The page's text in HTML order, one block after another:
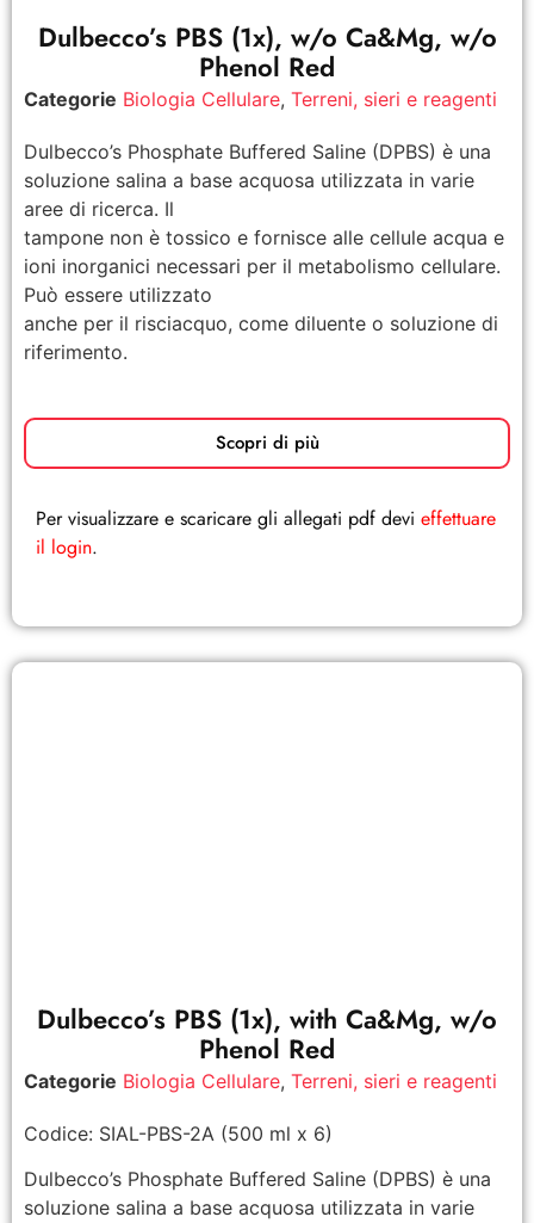
Dulbecco’s PBS (1x), w/o Ca&Mg, w/o
Phenol Red
Categorie Biologia Cellulare, Terreni, sieri e reagenti
Dulbecco’s Phosphate Buffered Saline (DPBS) è una
soluzione salina a base acquosa utilizzata in varie
aree di ricerca. Il
tampone non è tossico e fornisce alle cellule acqua e
ioni inorganici necessari per il metabolismo cellulare.
Può essere utilizzato
anche per il risciacquo, come diluente o soluzione di
riferimento.
Scopri di più
Per visualizzare e scaricare gli allegati pdf devi effettuare
il login.
Dulbecco’s PBS (1x), with Ca&Mg, w/o
Phenol Red
Categorie Biologia Cellulare, Terreni, sieri e reagenti
Codice: SIAL-PBS-2A (500 ml x 6)
Dulbecco’s Phosphate Buffered Saline (DPBS) è una
soluzione salina a base acquosa utilizzata in varie